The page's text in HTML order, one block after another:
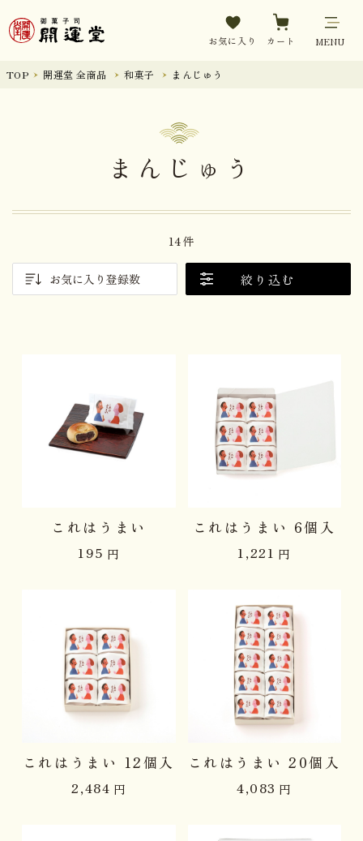
お気に入り カート MENU
TOP 開運堂 全商品 和菓子 まんじゅう
まんじゅう
14件
お気に入り登録数 絞り込む
これはうまい
195 円
これはうまい 6個入
1,221 円
これはうまい 12個入
2,484 円
これはうまい 20個入
4,083 円